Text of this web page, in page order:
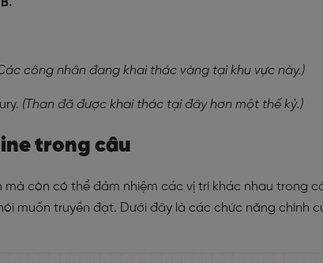
công nhân đang khai thác vàng tại khu vực này.)
(Than đã được khai thác tại đây hơn một thế kỷ.)
trong câu
mà còn có thể đảm nhiệm các vị trí khác nhau trong
muốn truyền đạt. Dưới đây là các chức năng chính